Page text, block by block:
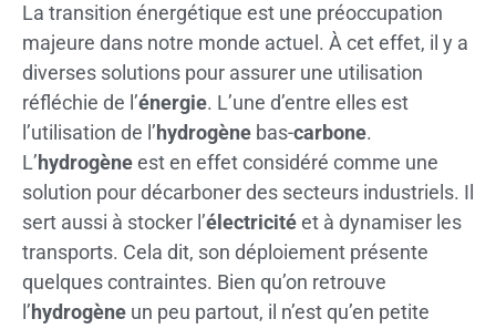
La transition énergétique est une préoccupation
majeure dans notre monde actuel. À cet effet, il y a
diverses solutions pour assurer une utilisation
réfléchie de l’énergie. L’une d’entre elles est
l’utilisation de l’hydrogène bas-carbone.
L’hydrogèneest en effet considéré comme une
solution pour décarboner des secteurs industriels. Il
sert aussi à stocker l’électricitéet à dynamiser les
transports. Cela dit, son déploiement présente
quelques contraintes. Bien qu’on retrouve
l’hydrogène un peu partout, il n’est qu’en petite